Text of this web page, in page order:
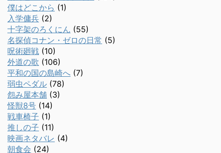
僕はどこから (1)
入学傭兵 (2)
十字架のろくにん (55)
名探偵コナン・ゼロの日常 (5)
呪術廻戦 (10)
外道の歌 (106)
平和の国の島崎へ (7)
弱虫ペダル (78)
怨み屋本舗 (3)
怪獣8号 (14)
戦車椅子 (1)
推しの子 (11)
映画ネタバレ (4)
朝食会 (24)